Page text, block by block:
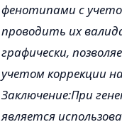
фенотипами с
проводить их
графически,
учетом коррекции
Заключение:При
является